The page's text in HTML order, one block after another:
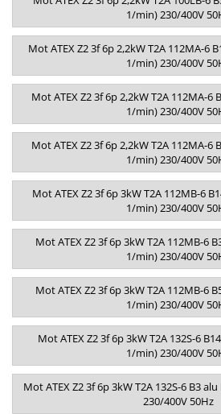
1/min) 230/400V
Mot ATEX Z2 3f 6p 2,2kW T2A 112MA-6
1/min) 230/400V
Mot ATEX Z2 3f 6p 2,2kW T2A 112MA-6
1/min) 230/400V
Mot ATEX Z2 3f 6p 2,2kW T2A 112MA-6
1/min) 230/400V
Mot ATEX Z2 3f 6p 3kW T2A 112MB-6
1/min) 230/400V
Mot ATEX Z2 3f 6p 3kW T2A 112MB-6
1/min) 230/400V
Mot ATEX Z2 3f 6p 3kW T2A 112MB-6
1/min) 230/400V
Mot ATEX Z2 3f 6p 3kW T2A 132S-6
1/min) 230/400V
Mot ATEX Z2 3f 6p 3kW T2A 132S-6 B3
230/400V 50Hz